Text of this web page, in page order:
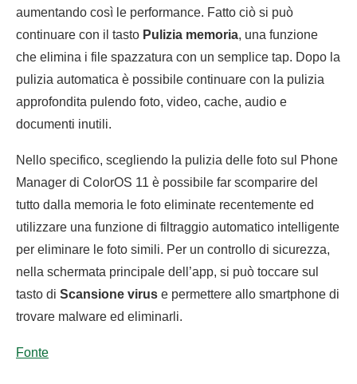
aumentando così le performance. Fatto ciò si può
continuare con il tasto Pulizia memoria, una funzione
che elimina i file spazzatura con un semplice tap. Dopo la
pulizia automatica è possibile continuare con la pulizia
approfondita pulendo foto, video, cache, audio e
documenti inutili.
Nello specifico, scegliendo la pulizia delle foto sul Phone
Manager di ColorOS 11 è possibile far scomparire del
tutto dalla memoria le foto eliminate recentemente ed
utilizzare una funzione di filtraggio automatico intelligente
per eliminare le foto simili. Per un controllo di sicurezza,
nella schermata principale dell’app, si può toccare sul
tasto di Scansione virus e permettere allo smartphone di
trovare malware ed eliminarli.
Fonte